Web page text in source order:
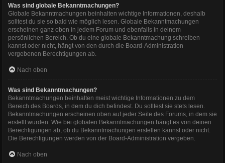
Was sind globale Bekanntmachungen?
Globale Bekanntmachungen beinhalten wichtige Informationen, deshalb
solltest du sie so bald wie möglich lesen. Globale Bekanntmachungen
erscheinen ganz oben in jedem Forum und ebenfalls in deinem
persönlichen Bereich. Ob du eine globale Bekanntmachung schreiben
kannst oder nicht, hängt von den durch die Board-Administration
vergebenen Berechtigungen ab.
Nach oben
Was sind Bekanntmachungen?
Bekanntmachungen beinhalten meist wichtige Informationen zu dem
Bereich des Boards, in dem du dich befindest. Du solltest sie stets lesen.
Bekanntmachungen erscheinen oben auf jeder Seite des Forums, in dem sie
erstellt wurden. Wie bei globalen Bekanntmachungen hängt es von deinen
Berechtigungen ab, ob du Bekanntmachungen erstellen kannst oder nicht.
Die Berechtigungen werden von der Board-Administration vergeben.
Nach oben